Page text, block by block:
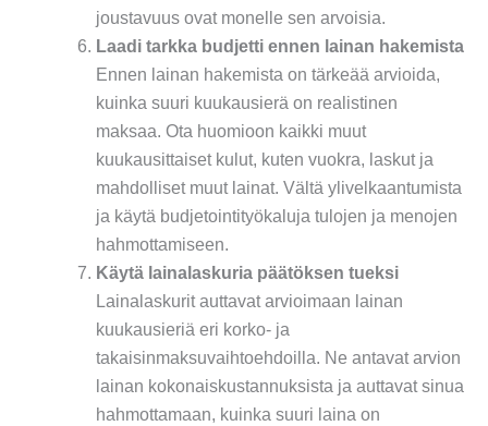
joustavuus ovat monelle sen arvoisia.
Laadi tarkka budjetti ennen lainan hakemista
Ennen lainan hakemista on tärkeää arvioida,
kuinka suuri kuukausierä on realistinen
maksaa. Ota huomioon kaikki muut
kuukausittaiset kulut, kuten vuokra, laskut ja
mahdolliset muut lainat. Vältä ylivelkaantumista
ja käytä budjetointityökaluja tulojen ja menojen
hahmottamiseen.
Käytä lainalaskuria päätöksen tueksi
Lainalaskurit auttavat arvioimaan lainan
kuukausieriä eri korko- ja
takaisinmaksuvaihtoehdoilla. Ne antavat arvion
lainan kokonaiskustannuksista ja auttavat sinua
hahmottamaan, kuinka suuri laina on